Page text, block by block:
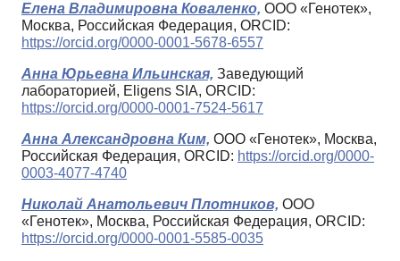
Елена Владимировна Коваленко, ООО «Генотек»,
Москва, Российская Федерация, ORCID:
https://orcid.org/0000-0001-5678-6557
Анна Юрьевна Ильинская, Заведующий
лабораторией, Eligens SIA, ORCID:
https://orcid.org/0000-0001-7524-5617
Анна Александровна Ким, ООО «Генотек», Москва,
Российская Федерация, ORCID: https://orcid.org/0000-
0003-4077-4740
Николай Анатольевич Плотников, ООО
«Генотек», Москва, Российская Федерация, ORCID:
https://orcid.org/0000-0001-5585-0035